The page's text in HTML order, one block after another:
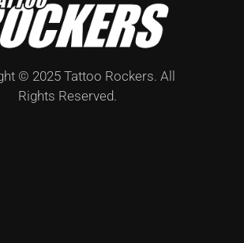
© 2025 Tattoo Rockers. All
Rights Reserved.